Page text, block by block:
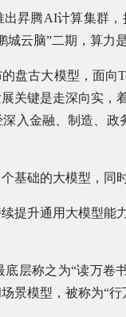
昇腾AI计算集群
云脑”二期，算力
盘古大模型，面
关键是走深向实，
入金融、制造、
基础的大模型，同
提升通用大模型能
层称之为“读万卷
景模型，被称为“行